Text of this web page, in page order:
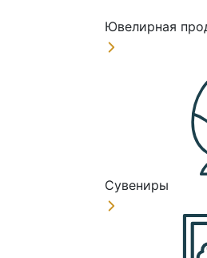
Ювелирная
Сувениры